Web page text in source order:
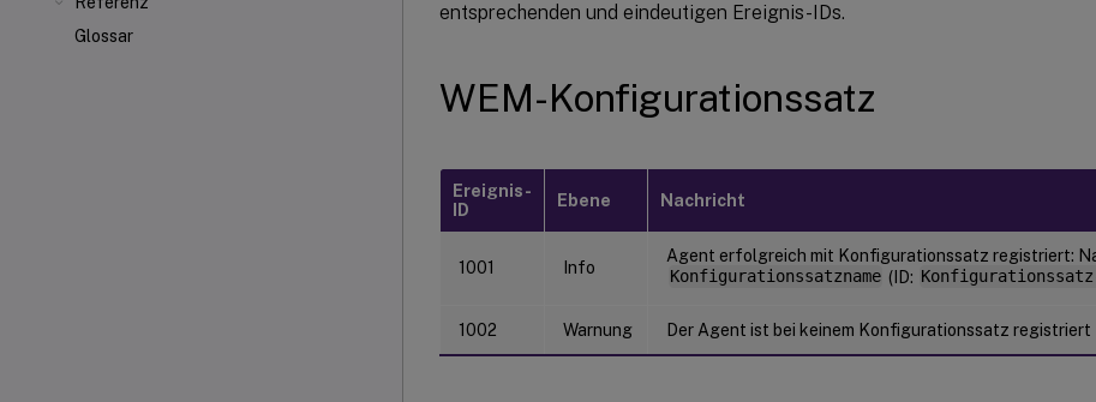
Glossar
entsprechenden und eindeutigen Ereignis-IDs.
WEM-Konfigurationssatz
Ereignis-
ID
Ebene Nachricht
1001 Info
Agent erfolgreich mit Konfigurationssatz registriert:
Konfigurationssatzname (ID:
1002 Warnung Der Agent ist bei keinem Konfigurationssatz registriert